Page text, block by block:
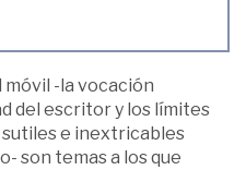
móvil -la vocación
del escritor y los límites
sutiles e inextricables
son temas a los que